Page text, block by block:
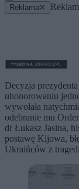
Reklama ✕
Decyzja
uhonorowaniu
wywołała
odebranie mu
dr Łukasz Jasina,
postawę Kijowa,
Ukraińców z